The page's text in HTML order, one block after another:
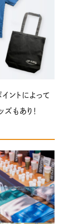
ントによって
もあり！